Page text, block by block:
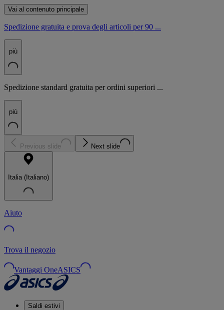
Vai al contenuto principale
Spedizione gratuita e prova degli articoli per 90 ...
più
Spedizione standard gratuita per ordini superiori ...
più
Previous slide Next slide
Italia (Italiano)
Aiuto
Trova il negozio
Vantaggi OneASICS
Saldi estivi